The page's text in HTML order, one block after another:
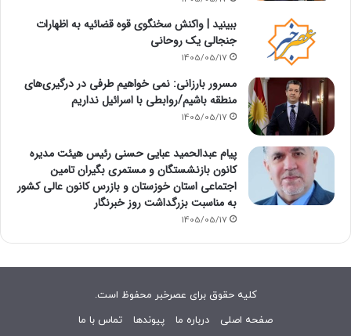
ببینید | واکنش سخنگوی قوه قضائیه به اظهارات
جنجالی یک روحانی
1405/05/17
مسرور بارزانی: نمی خواهیم طرفی در درگیری‌های
منطقه باشیم/روابطی با اسرائیل نداریم
1405/05/17
پیام عبدالحمید عبایی حسنی رئیس هیئت مدیره
کانون بازنشستگان و مستمری بگیران تامین
اجتماعی استان خوزستان و بازرس کانون عالی کشور
به مناسبت بزرگداشت روز خبرنگار
1405/05/17
کلیه حقوق برای عصرخبر محفوظ است.
صفحه اصلی
درباره ما پیوندها تماس با ما